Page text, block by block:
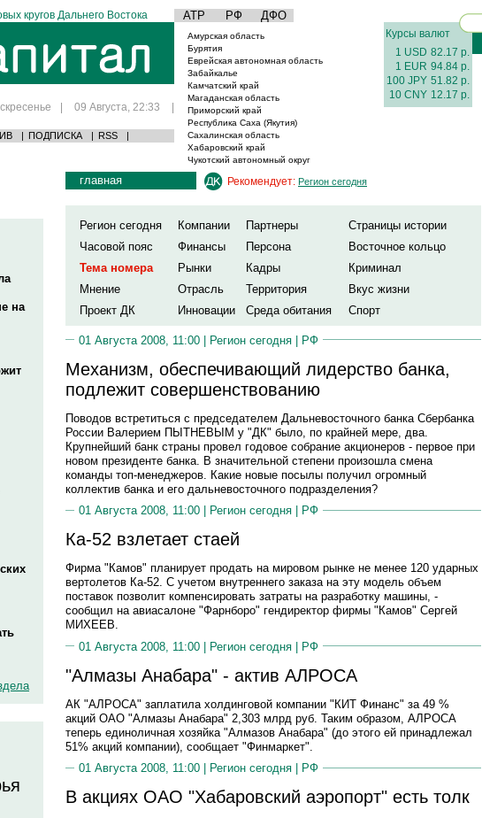
кругов Дальнего Востока АТР РФ ДФО
| 09 Августа, 22:33 |
| ПОДПИСКА | RSS |
Амурская область
Бурятия
Еврейская автономная область
Забайкалье
Камчатский край
Магаданская область
Приморский край
Республика Саха (Якутия)
Сахалинская область
Хабаровский край
Чукотский автономный округ
Курсы валют
1 USD 82.17 р.
1 EUR 94.84 р.
100 JPY 51.82 р.
10 CNY 12.17 р.
на
главная Рекомендует: Регион сегодня
Регион сегодня Компании Партнеры
Страницы истории
Часовой пояс
Финансы Персона
Восточное кольцо
Тема номера
Рынки Кадры
Криминал
Мнение
Отрасль Территория
Вкус жизни
Проект ДК
Инновации Среда обитания Спорт
01 Августа 2008, 11:00 | Регион сегодня | РФ
Механизм, обеспечивающий лидерство банка,
подлежит совершенствованию
Поводов встретиться с председателем Дальневосточного банка Сбербанка
России Валерием ПЫТНЕВЫМ у "ДК" было, по крайней мере, два.
Крупнейший банк страны провел годовое собрание акционеров - первое при
новом президенте банка. В значительной степени произошла смена
команды топ-менеджеров. Какие новые посылы получил огромный
коллектив банка и его дальневосточного подразделения?
01 Августа 2008, 11:00 |
Регион сегодня РФ
Ка-52 взлетает стаей
Фирма "Камов" планирует продать на мировом рынке не менее 120 ударных
вертолетов Ка-52. С учетом внутреннего заказа на эту модель объем
поставок позволит компенсировать затраты на разработку машины, -
сообщил на авиасалоне "Фарнборо" гендиректор фирмы "Камов" Сергей
МИХЕЕВ.
01 Августа 2008, 11:00 | Регион сегодня | РФ
"Алмазы Анабара" - актив АЛРОСА
АК "АЛРОСА" заплатила холдинговой компании "КИТ Финанс" за 49 %
акций ОАО "Алмазы Анабара" 2,303 млрд руб. Таким образом, АЛРОСА
теперь единоличная хозяйка "Алмазов Анабара" (до этого ей принадлежал
51% акций компании), сообщает "Финмаркет".
01 Августа 2008, 11:00 |
Регион сегодня РФ
В акциях ОАО "Хабаровский аэропорт" есть толк